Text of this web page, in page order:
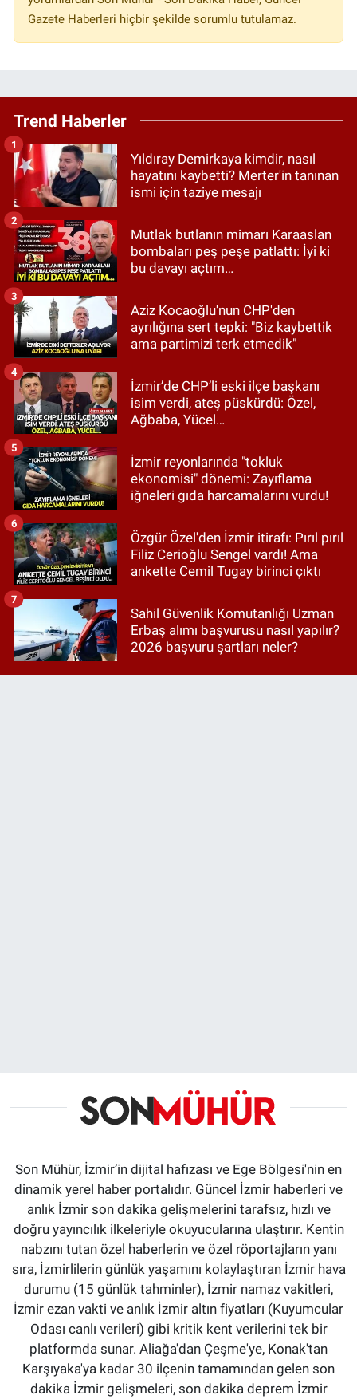
Gazete Haberleri hiçbir şekilde sorumlu tutulamaz.
Trend Haberler
Yıldıray Demirkaya kimdir, nasıl
hayatını kaybetti? Merter'in tanınan
ismi için taziye mesajı
1
Mutlak butlanın mimarı Karaaslan
bombaları peş peşe patlattı: İyi ki
bu davayı açtım…
2
Aziz Kocaoğlu'nun CHP'den
ayrılığına sert tepki: "Biz kaybettik
ama partimizi terk etmedik"
3
İzmir’de CHP’li eski ilçe başkanı
isim verdi, ateş püskürdü: Özel,
Ağbaba, Yücel…
4
İzmir reyonlarında "tokluk
ekonomisi" dönemi: Zayıflama
iğneleri gıda harcamalarını vurdu!
5
Özgür Özel'den İzmir itirafı: Pırıl pırıl
Filiz Cerioğlu Sengel vardı! Ama
ankette Cemil Tugay birinci çıktı
6
Sahil Güvenlik Komutanlığı Uzman
Erbaş alımı başvurusu nasıl yapılır?
2026 başvuru şartları neler?
7
Son Mühür, İzmir’in dijital hafızası ve Ege Bölgesi'nin en
dinamik yerel haber portalıdır. Güncel İzmir haberleri ve
anlık İzmir son dakika gelişmelerini tarafsız, hızlı ve
doğru yayıncılık ilkeleriyle okuyucularına ulaştırır. Kentin
nabzını tutan özel haberlerin ve özel röportajların yanı
sıra, İzmirlilerin günlük yaşamını kolaylaştıran İzmir hava
durumu (15 günlük tahminler), İzmir namaz vakitleri,
İzmir ezan vakti ve anlık İzmir altın fiyatları (Kuyumcular
Odası canlı verileri) gibi kritik kent verilerini tek bir
platformda sunar. Aliağa'dan Çeşme'ye, Konak'tan
Karşıyaka'ya kadar 30 ilçenin tamamından gelen son
dakika İzmir gelişmeleri, son dakika deprem İzmir